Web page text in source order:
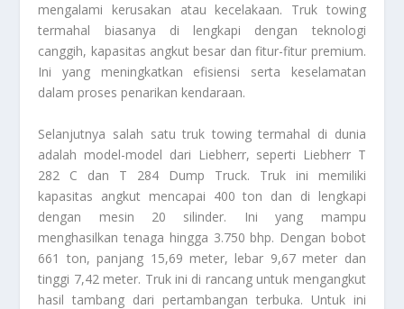
mengalami kerusakan atau kecelakaan. Truk towing
termahal biasanya di lengkapi dengan teknologi
canggih, kapasitas angkut besar dan fitur-fitur premium.
Ini yang meningkatkan efisiensi serta keselamatan
dalam proses penarikan kendaraan.
Selanjutnya salah satu truk towing termahal di dunia
adalah model-model dari Liebherr, seperti Liebherr T
282 C dan T 284 Dump Truck. Truk ini memiliki
kapasitas angkut mencapai 400 ton dan di lengkapi
dengan mesin 20 silinder. Ini yang mampu
menghasilkan tenaga hingga 3.750 bhp. Dengan bobot
661 ton, panjang 15,69 meter, lebar 9,67 meter dan
tinggi 7,42 meter. Truk ini di rancang untuk mengangkut
hasil tambang dari pertambangan terbuka. Untuk ini